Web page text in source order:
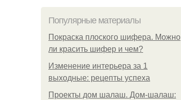
Популярные материалы
Покраска плоского шифера. Можно
ли красить шифер и чем?
Изменение интерьера за 1
выходные: рецепты успеха
Проекты дом шалаш. Дом-шалаш: